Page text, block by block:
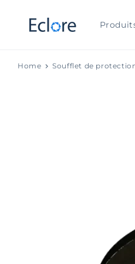
contenu
Home Soufflet de